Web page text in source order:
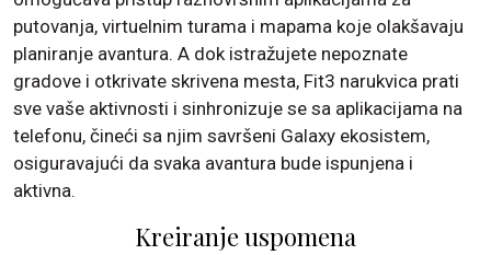
putovanja, virtuelnim turama i mapama koje olakšavaju
planiranje avantura. A dok istražujete nepoznate
gradove i otkrivate skrivena mesta, Fit3 narukvica prati
sve vaše aktivnosti i sinhronizuje se sa aplikacijama na
telefonu, čineći sa njim savršeni Galaxy ekosistem,
osiguravajući da svaka avantura bude ispunjena i
aktivna.
Kreiranje uspomena